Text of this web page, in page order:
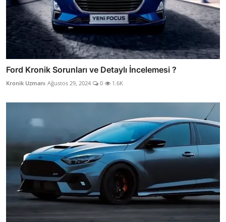
Ford Kronik Sorunları ve Detaylı İncelemesi ?
Kronik Uzmanı Ağustos 29, 2024 0 1.6K